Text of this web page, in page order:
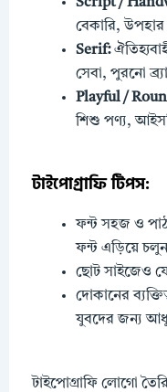
বেকারি,
Serif:
সেবা, পুরনো
Playful /
শিশু পণ্য,
টাইপোগ্রাফি টিপস:
ফন্ট সহজ ও
ফন্ট এড়িয়ে
ছোট সাইজেও
দোকানের
যুবদের জন্য
টাইপোগ্রাফি লোগো